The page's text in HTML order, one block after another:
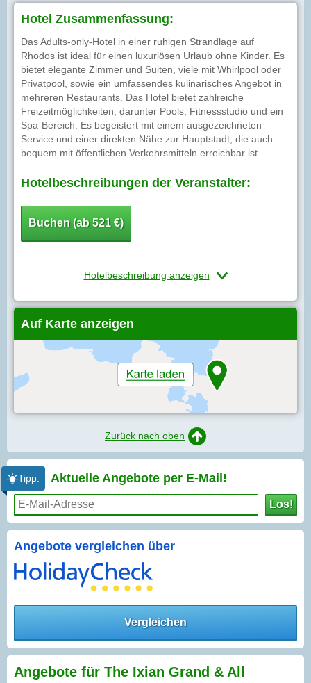
Hotel Zusammenfassung:
Das Adults-only-Hotel in einer ruhigen Strandlage auf
Rhodos ist ideal für einen luxuriösen Urlaub ohne Kinder. Es
bietet elegante Zimmer und Suiten, viele mit Whirlpool oder
Privatpool, sowie ein umfassendes kulinarisches Angebot in
mehreren Restaurants. Das Hotel bietet zahlreiche
Freizeitmöglichkeiten, darunter Pools, Fitnessstudio und ein
Spa-Bereich. Es begeistert mit einem ausgezeichneten
Service und einer direkten Nähe zur Hauptstadt, die auch
bequem mit öffentlichen Verkehrsmitteln erreichbar ist.
Hotelbeschreibungen der Veranstalter:
Buchen (ab 521 €)
Hotelbeschreibung anzeigen
Auf Karte anzeigen
Zurück nach oben
Tipp: Aktuelle Angebote per E-Mail!
Los!
Angebote vergleichen über
Vergleichen
Angebote für The Ixian Grand & All